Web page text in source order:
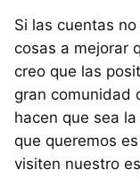
Si las cuentas
cosas a mejorar
creo que las
gran comunidad
hacen que sea
que queremos
visiten nuestro